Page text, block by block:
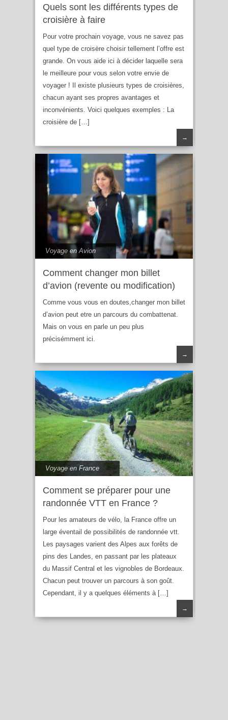
Quels sont les différents types de
croisière à faire
Pour votre prochain voyage, vous ne savez pas
quel type de croisère choisir tellement l’offre est
grande. On vous aide ici à décider laquelle sera
le meilleure pour vous selon votre envie de
voyager ! Il existe plusieurs types de croisières,
chacun ayant ses propres avantages et
inconvénients. Voici quelques exemples : La
croisière de […]
→
Voyage en Avion
Comment changer mon billet
d’avion (revente ou modification)
Comme vous vous en doutes,changer mon billet
d’avion peut etre un parcours du combattenat.
Mais on vous en parle un peu plus
précisémment ici.
→
Voyage en France
Comment se préparer pour une
randonnée VTT en France ?
Pour les amateurs de vélo, la France offre un
large éventail de possibilités de randonnée vtt.
Les paysages varient des Alpes aux forêts de
pins des Landes, en passant par les plateaux
du Massif Central et les vignobles de Bordeaux.
Chacun peut trouver un parcours à son goût.
Cependant, il y a quelques éléments à […]
→